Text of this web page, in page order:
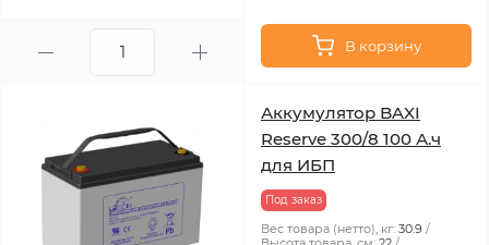
В корзину
Аккумулятор BAXI
Reserve 300/8 100 А.ч
для ИБП
Под заказ
Вес товара (нетто), кг: 30.9